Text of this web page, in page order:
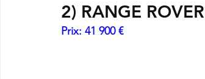
2) RANGE
Prix: 41 900 €